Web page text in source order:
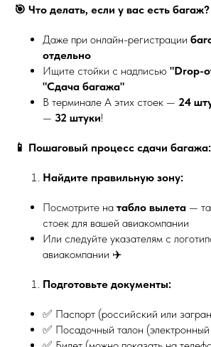
🎯 Что делать, если у вас есть багаж?
Даже при онлайн-регистрации
отдельно
Ищите стойки с надписью "Drop-
"Сдача багажа"
В терминале А этих стоек — 24
— 32 штуки!
📱 Пошаговый процесс сдачи багажа:
Найдите правильную зону:
Посмотрите на табло вылета —
стоек для вашей авиакомпании
Или следуйте указателям с
авиакомпании ✈️
Подготовьте документы:
✅ Паспорт (российский или
✅ Посадочный талон